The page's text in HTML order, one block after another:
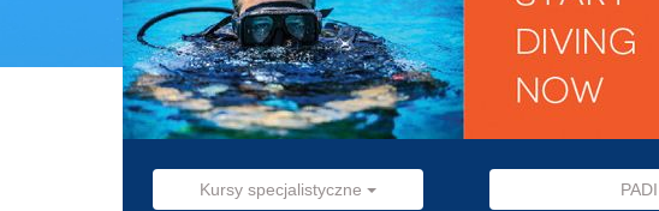
Kursy specjalistyczne